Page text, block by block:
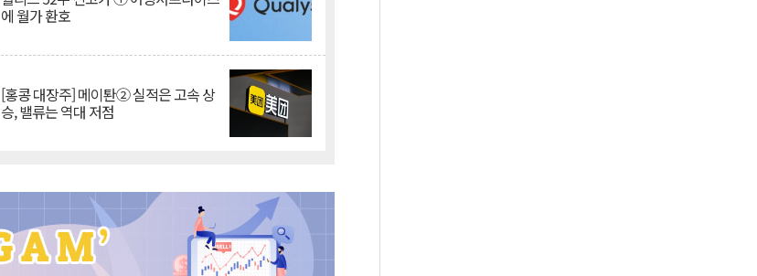
에 월가 환호
[홍콩 대장주] 메이퇀② 실적은 고속 상
승, 밸류는 역대 저점